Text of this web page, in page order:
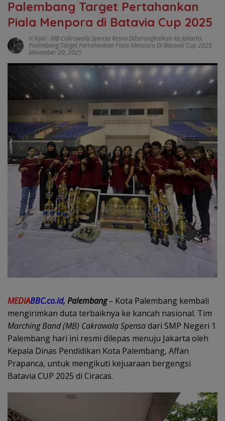
Palembang Target Pertahankan
Piala Menpora di Batavia Cup 2025
H Rijal- MB Cakrawala Spensa Resmi Diberangkatkan Ke Jakarta,
Palembang Target Pertahankan Piala Menpora Di Batavia Cup 2025
November 20, 2025
MEDIABBC.co.id, Palembang– Kota Palembang kembali
mengirimkan duta terbaiknya ke kancah nasional. Tim
Marching Band (MB) Cakrawala Spensadari SMP Negeri 1
Palembang hari ini resmi dilepas menuju Jakarta oleh
Kepala Dinas Pendidikan Kota Palembang, Affan
Prapanca, untuk mengikuti kejuaraan bergengsi
Batavia CUP 2025 di Ciracas.